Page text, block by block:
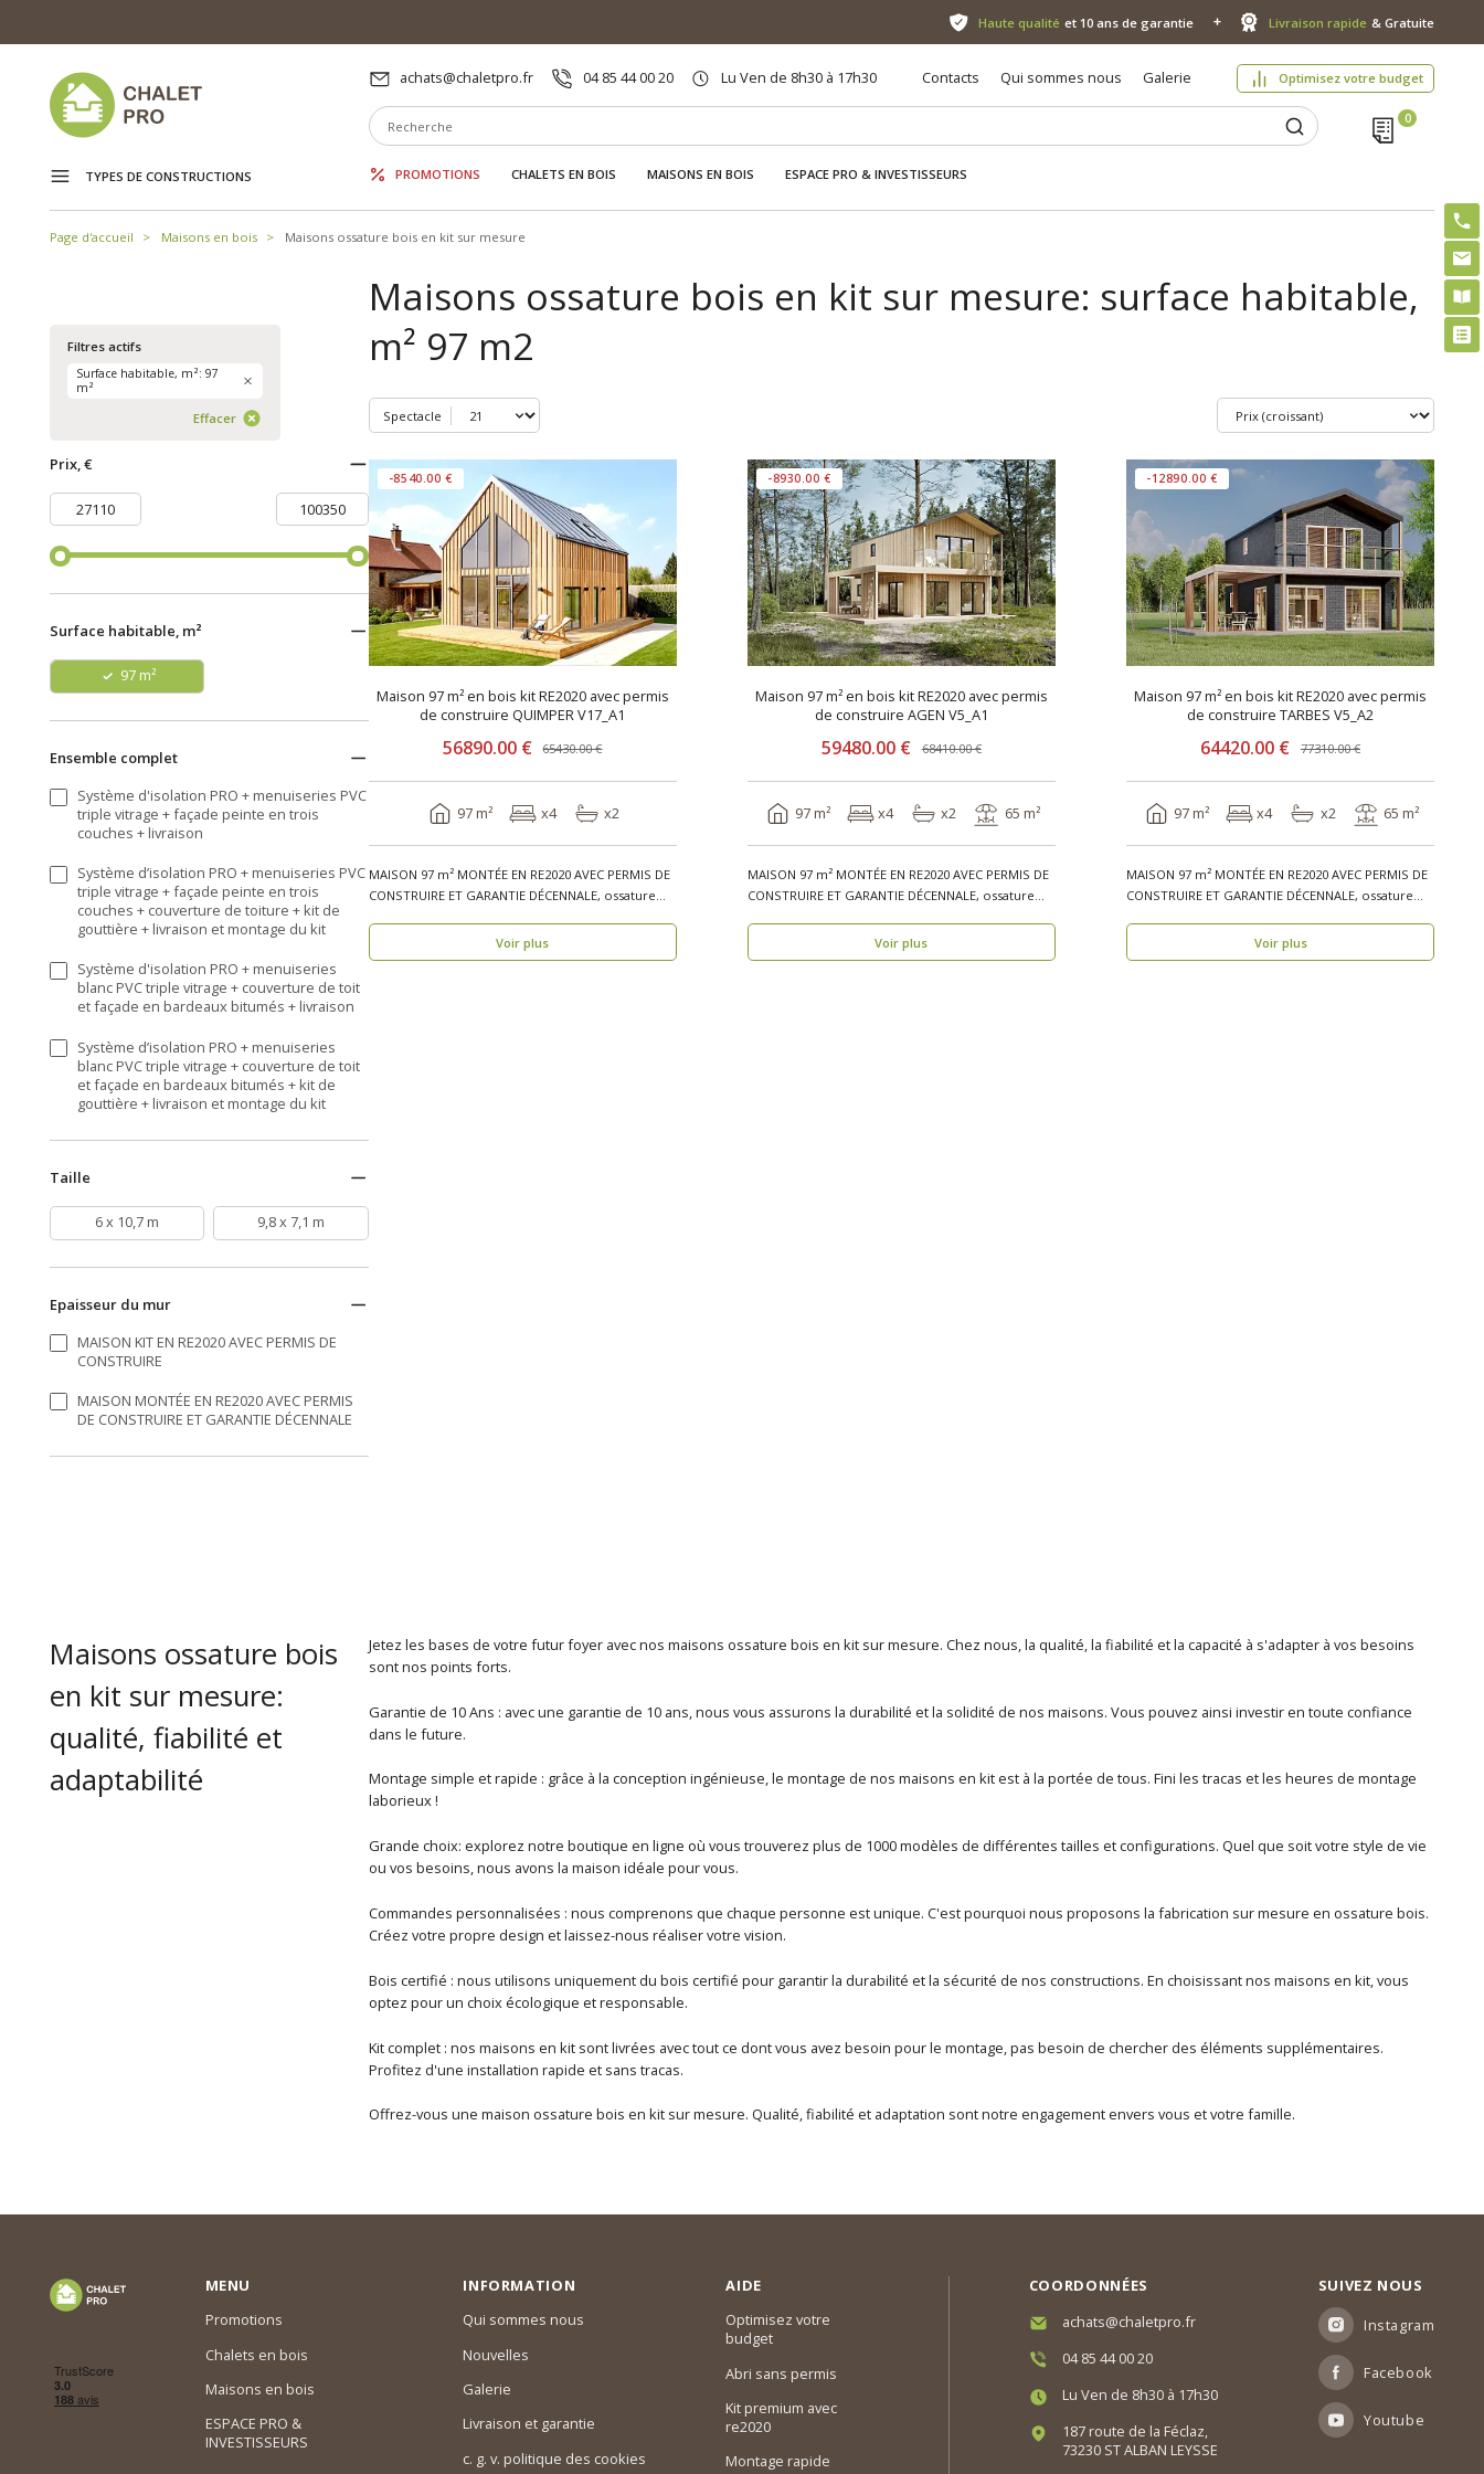
Haute qualité et 10 ans de garantie Livraison rapide & Gratuite
achats@chaletpro.fr 04 85 44 00 20 Lu Ven de 8h30 à 17h30 Contacts Qui sommes nous Galerie Optimisez votre budget
TYPES DE CONSTRUCTIONS PROMOTIONS CHALETS EN BOIS MAISONS EN BOIS ESPACE PRO & INVESTISSEURS
Page d'accueil Maisons en bois Maisons ossature bois en kit sur mesure
Filtres actifs
Surface habitable, m²: 97
m²
Effacer
Prix, €
Surface habitable, m²
97 m²
Ensemble complet
Système d'isolation PRO + menuiseries PVC
triple vitrage + façade peinte en trois
couches + livraison
Système d’isolation PRO + menuiseries PVC
triple vitrage + façade peinte en trois
couches + couverture de toiture + kit de
gouttière + livraison et montage du kit
Système d'isolation PRO + menuiseries
blanc PVC triple vitrage + couverture de toit
et façade en bardeaux bitumés + livraison
Système d’isolation PRO + menuiseries
blanc PVC triple vitrage + couverture de toit
et façade en bardeaux bitumés + kit de
gouttière + livraison et montage du kit
Taille
6 x 10,7 m 9,8 x 7,1 m
Epaisseur du mur
MAISON KIT EN RE2020 AVEC PERMIS DE
CONSTRUIRE
MAISON MONTÉE EN RE2020 AVEC PERMIS
DE CONSTRUIRE ET GARANTIE DÉCENNALE
Maisons ossature bois en kit sur mesure: surface habitable,
m² 97 m2
Spectacle
-8540.00 €
Maison 97 m² en bois kit RE2020 avec permis
de construire QUIMPER V17_A1
56890.00 € 65430.00 €
97 m² x4 x2
MAISON 97 m² MONTÉE EN RE2020 AVEC PERMIS DE
CONSTRUIRE ET GARANTIE DÉCENNALE, ossature
Voir plus
-8930.00 €
Maison 97 m² en bois kit RE2020 avec permis
de construire AGEN V5_A1
59480.00 € 68410.00 €
97 m² x4 x2 65 m²
MAISON 97 m² MONTÉE EN RE2020 AVEC PERMIS DE
CONSTRUIRE ET GARANTIE DÉCENNALE, ossature
Voir plus
-12890.00 €
Maison 97 m² en bois kit RE2020 avec permis
de construire TARBES V5_A2
64420.00 € 77310.00 €
97 m² x4 x2 65 m²
MAISON 97 m² MONTÉE EN RE2020 AVEC PERMIS DE
CONSTRUIRE ET GARANTIE DÉCENNALE, ossature
Voir plus
Maisons ossature bois
en kit sur mesure:
qualité, fiabilité et
adaptabilité
Jetez les bases de votre futur foyer avec nos maisons ossature bois en kit sur mesure. Chez nous, la qualité, la fiabilité et la capacité à s'adapter à vos besoins
sont nos points forts.
Garantie de 10 Ans : avec une garantie de 10 ans, nous vous assurons la durabilité et la solidité de nos maisons. Vous pouvez ainsi investir en toute confiance
dans le future.
Montage simple et rapide : grâce à la conception ingénieuse, le montage de nos maisons en kit est à la portée de tous. Fini les tracas et les heures de montage
laborieux !
Grande choix: explorez notre boutique en ligne où vous trouverez plus de 1000 modèles de différentes tailles et configurations. Quel que soit votre style de vie
ou vos besoins, nous avons la maison idéale pour vous.
Commandes personnalisées : nous comprenons que chaque personne est unique. C'est pourquoi nous proposons la fabrication sur mesure en ossature bois.
Créez votre propre design et laissez-nous réaliser votre vision.
Bois certifié : nous utilisons uniquement du bois certifié pour garantir la durabilité et la sécurité de nos constructions. En choisissant nos maisons en kit, vous
optez pour un choix écologique et responsable.
Kit complet : nos maisons en kit sont livrées avec tout ce dont vous avez besoin pour le montage, pas besoin de chercher des éléments supplémentaires.
Profitez d'une installation rapide et sans tracas.
Offrez-vous une maison ossature bois en kit sur mesure. Qualité, fiabilité et adaptation sont notre engagement envers vous et votre famille.
MENU
Promotions
Chalets en bois
Maisons en bois
ESPACE PRO &
INVESTISSEURS
INFORMATION
Qui sommes nous
Nouvelles
Galerie
Livraison et garantie
c. g. v. politique des cookies
AIDE
Optimisez votre
budget
Abri sans permis
Kit premium avec
re2020
Montage rapide
COORDONNÉES
achats@chaletpro.fr
04 85 44 00 20
Lu Ven de 8h30 à 17h30
187 route de la Féclaz,
73230 ST ALBAN LEYSSE
SUIVEZ NOUS
Instagram
Facebook
Youtube